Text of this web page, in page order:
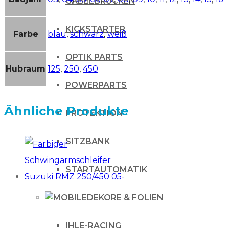
KICKSTARTER
OPTIK PARTS
POWERPARTS
PROTEKTION
SITZBANK
STARTAUTOMATIK
DEKORE & FOLIEN
IHLE-RACING
Farbe blau,schwarz,weiß
Hubraum 125, 250, 450
Ähnliche Produkte